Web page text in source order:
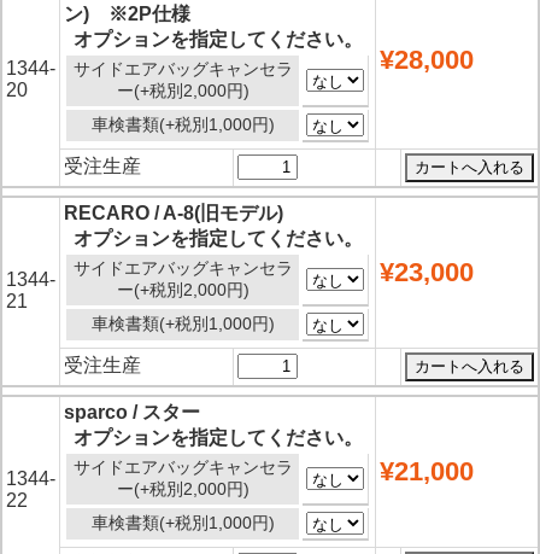
1344-
20
ン) ※2P仕様
オプションを指定してください。
サイドエアバッグキャンセラ
ー(+税別2,000円)
車検書類(+税別1,000円)
¥28,000
受注生産
1344-
21
RECARO / A-8(旧モデル)
オプションを指定してください。
サイドエアバッグキャンセラ
ー(+税別2,000円)
車検書類(+税別1,000円)
¥23,000
受注生産
1344-
22
sparco / スター
オプションを指定してください。
サイドエアバッグキャンセラ
ー(+税別2,000円)
車検書類(+税別1,000円)
¥21,000